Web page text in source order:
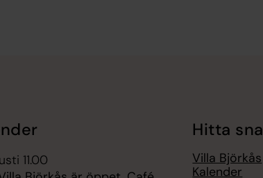
11.00
Hitta
Villa Björkås
Kalender